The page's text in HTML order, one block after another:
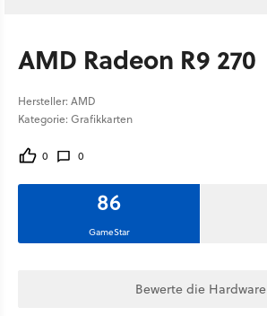
AMD Radeon R9 270
Hersteller: AMD
Kategorie: Grafikkarten
0 0
86
GameStar
Bewerte die Hardware